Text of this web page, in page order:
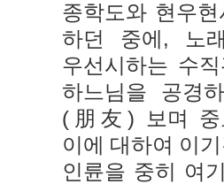
종학도와 현우현
하던 중에 ,
노
우선시하는 수
하느님을 공경
( 朋友 )
보며
이에 대하여 이
인륜을 중히 여